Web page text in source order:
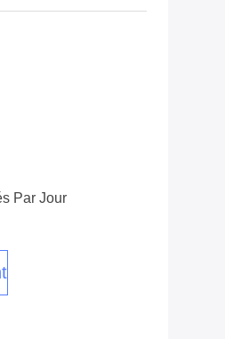
Par Jour